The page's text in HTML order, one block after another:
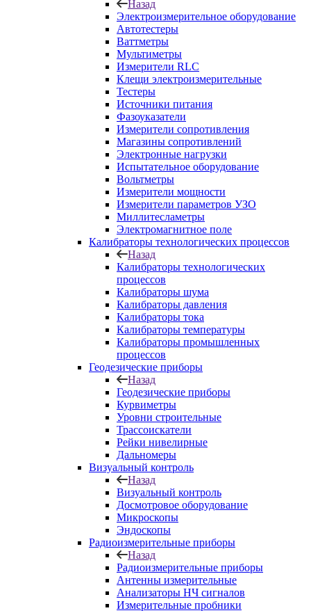
Назад
Электроизмерительное оборудование
Автотестеры
Ваттметры
Мультиметры
Измерители RLC
Клещи электроизмерительные
Тестеры
Источники питания
Фазоуказатели
Измерители сопротивления
Магазины сопротивлений
Электронные нагрузки
Испытательное оборудование
Вольтметры
Измерители мощности
Измерители параметров УЗО
Миллитесламетры
Электромагнитное поле
Калибраторы технологических процессов
Назад
Калибраторы технологических
процессов
Калибраторы шума
Калибраторы давления
Калибраторы тока
Калибраторы температуры
Калибраторы промышленных
процессов
Геодезические приборы
Назад
Геодезические приборы
Курвиметры
Уровни строительные
Трассоискатели
Рейки нивелирные
Дальномеры
Визуальный контроль
Назад
Визуальный контроль
Досмотровое оборудование
Микроскопы
Эндоскопы
Радиоизмерительные приборы
Назад
Радиоизмерительные приборы
Антенны измерительные
Анализаторы НЧ сигналов
Измерительные пробники